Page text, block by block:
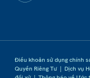
Điều khoản sử dụng chính
Quyền Riêng Tư | Dịch vụ